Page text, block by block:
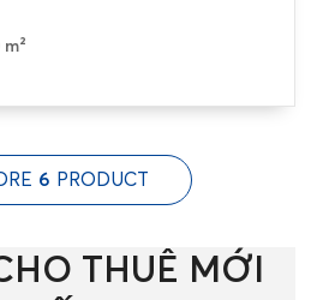
6 PRODUCT
THUÊ MỚI